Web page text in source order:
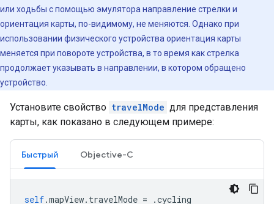
или ходьбы с помощью эмулятора направление стрелки и
ориентация карты, по-видимому, не меняются. Однако при
использовании физического устройства ориентация карты
меняется при повороте устройства, в то время как стрелка
продолжает указывать в направлении, в котором обращено
устройство.
Установите свойство travelMode для представления
карты, как показано в следующем примере:
Быстрый Objective-C
self.mapView. travelMode = .cycling